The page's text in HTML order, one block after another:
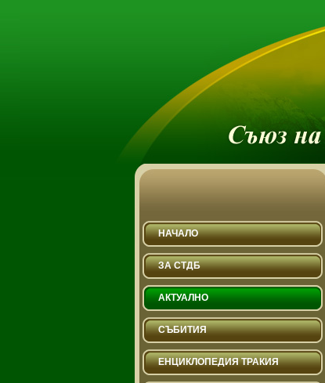
НАЧАЛО
ЗА СТДБ
АКТУАЛНО
СЪБИТИЯ
ЕНЦИКЛОПЕДИЯ ТРАКИЯ